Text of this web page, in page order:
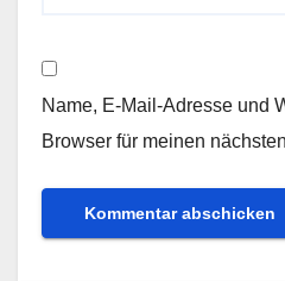
Name, E-Mail-Adresse und
Browser für meinen